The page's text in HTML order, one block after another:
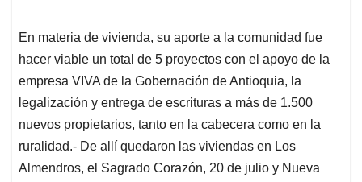
En materia de vivienda, su aporte a la comunidad fue
hacer viable un total de 5 proyectos con el apoyo de la
empresa VIVA de la Gobernación de Antioquia, la
legalización y entrega de escrituras a más de 1.500
nuevos propietarios, tanto en la cabecera como en la
ruralidad.- De allí quedaron las viviendas en Los
Almendros, el Sagrado Corazón, 20 de julio y Nueva